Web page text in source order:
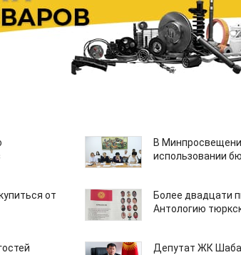
В
использовании
от
Более двадцати
Антологию
Депутат ЖК